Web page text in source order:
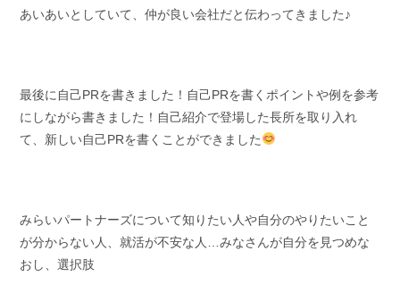
あいあいとしていて、仲が良い会社だと伝わってきました♪
最後に自己PRを書きました！自己PRを書くポイントや例を参考
にしながら書きました！自己紹介で登場した長所を取り入れ
て、新しい自己PRを書くことができました
みらいパートナーズについて知りたい人や自分のやりたいこと
が分からない人、就活が不安な人…みなさんが自分を見つめな
おし、選択肢